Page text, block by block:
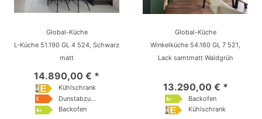
Global-Küche
L-Küche 51.190 GL 4 524, Schwarz
matt
14.890,00 € *
Kühlschrank
Dunstabzugshaube
Backofen
Global-Küche
Winkelküche 54.160 GL 7 521,
Lack samtmatt Waldgrün
13.290,00 € *
Backofen
Kühlschrank